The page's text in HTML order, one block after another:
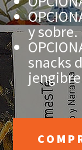
y sobre.
snacks